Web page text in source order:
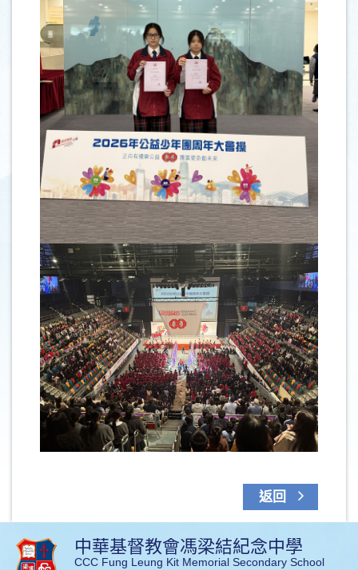
返回
中華基督教會馮梁結紀念中學
CCC Fung Leung Kit Memorial Secondary School